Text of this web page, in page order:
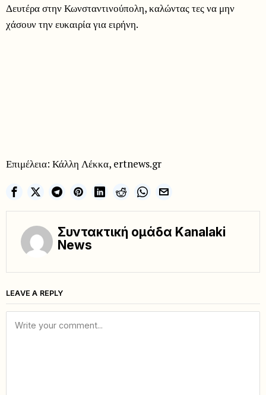
Δευτέρα στην Κωνσταντινούπολη, καλώντας τες να μην
χάσουν την ευκαιρία για ειρήνη.
Επιμέλεια: Κάλλη Λέκκα, ertnews.gr
Συντακτική ομάδα Kanalaki
News
LEAVE A REPLY